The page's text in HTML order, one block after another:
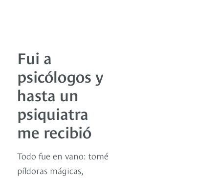
Fui a
psicólogos y
hasta un
psiquiatra
me recibió
Todo fue en vano: tomé
píldoras mágicas,